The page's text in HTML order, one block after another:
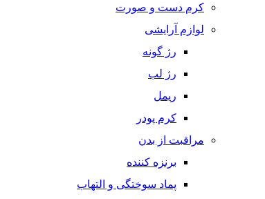
کرم دست و صورت
لوازم آرایشی
رژ گونه
رژ لب
ریمل
کرم پودر
مراقبت از بدن
برنزه کننده
پماد سوختگی و التهاب